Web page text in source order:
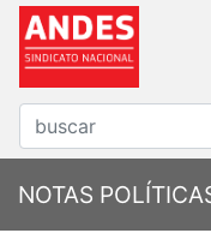
NOTAS